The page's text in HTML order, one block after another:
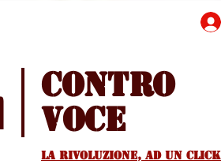
Contro
voce
La rivoluzione, ad un